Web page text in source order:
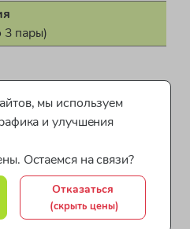
3 пары)
Республика)
для девочек OVS
для девочек по бренду
мы используем
и улучшения
Остаемся на связи?
Отказаться
(скрыть цены)